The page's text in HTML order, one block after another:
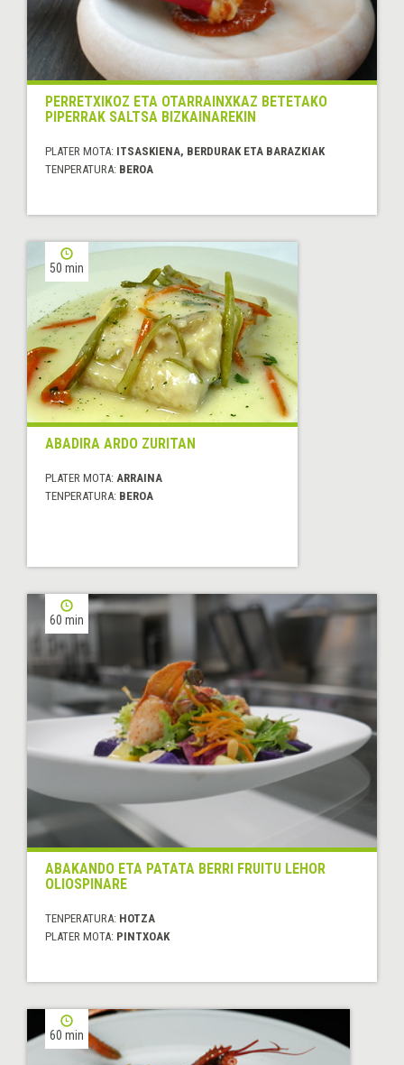
PERRETXIKOZ ETA OTARRAINXKAZ BETETAKO
PIPERRAK SALTSA BIZKAINAREKIN
PLATER MOTA: ITSASKIENA, BERDURAK ETA BARAZKIAK
TENPERATURA: BEROA
50 min
ABADIRA ARDO ZURITAN
PLATER MOTA: ARRAINA
TENPERATURA: BEROA
60 min
ABAKANDO ETA PATATA BERRI FRUITU LEHOR
OLIOSPINARE
TENPERATURA: HOTZA
PLATER MOTA: PINTXOAK
60 min